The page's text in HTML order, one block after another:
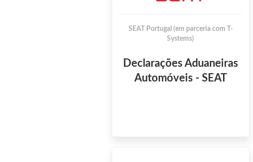
SEAT Portugal (em parceria com T-
Systems)
Declarações Aduaneiras
Automóveis - SEAT